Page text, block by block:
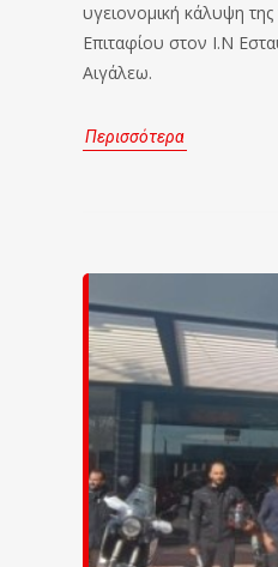
υγειονομική κάλυψη
Επιταφίου στον Ι.Ν
Αιγάλεω.
Περισσότερα